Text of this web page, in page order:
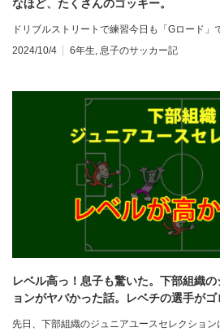
なほど、たくさんのゴッキー。
ドリブルストリートで練習今日も「Gロード」
2024/10/4
6年生 息子のサッカー記
レベル高っ！息子も驚いた。下部組織
ョンがヤバかった話。レベチの選手がゴ
先日、下部組織のジュニアユースセレクショ